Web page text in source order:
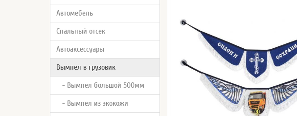
Автомебель
Спальный отсек
Автоаксессуары
Вымпел в грузовик
- Вымпел большой 500мм
- Вымпел из экокожи